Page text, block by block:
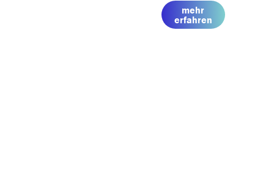
mehr
erfahren